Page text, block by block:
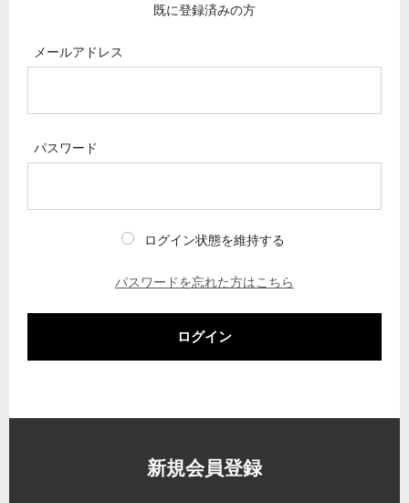
既に登録済みの方
メールアドレス
パスワード
ログイン状態を維持する
パスワードを忘れた方はこちら
ログイン
新規会員登録